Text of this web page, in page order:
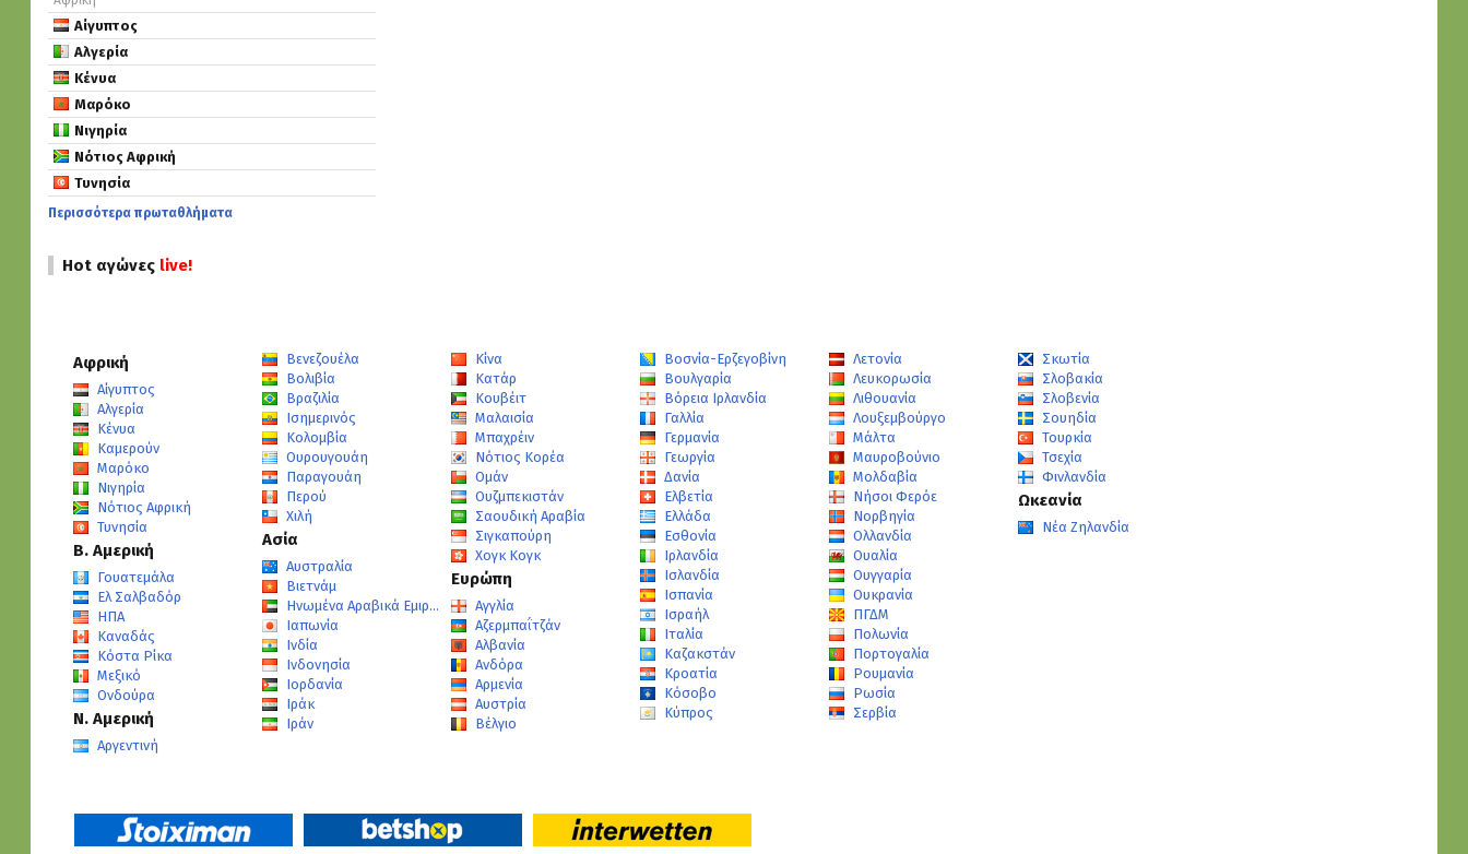
Αίγυπτος
Αλγερία
Κένυα
Μαρόκο
Νιγηρία
Νότιος Αφρική
Τυνησία
Περισσότερα πρωταθλήματα
Hot αγώνες live!
Αφρική
Αίγυπτος
Αλγερία
Κένυα
Καμερούν
Μαρόκο
Νιγηρία
Νότιος Αφρική
Τυνησία
Β. Αμερική
Γουατεμάλα
Ελ Σαλβαδόρ
ΗΠΑ
Καναδάς
Κόστα Ρίκα
Μεξικό
Ονδούρα
Ν. Αμερική
Αργεντινή
Βενεζουέλα
Βολιβία
Βραζιλία
Ισημερινός
Κολομβία
Ουρουγουάη
Παραγουάη
Περού
Χιλή
Ασία
Αυστραλία
Βιετνάμ
Ηνωμένα Αραβικά Εμιράτα
Ιαπωνία
Ινδία
Ινδονησία
Ιορδανία
Ιράκ
Ιράν
Κίνα
Κατάρ
Κουβέιτ
Μαλαισία
Μπαχρέιν
Νότιος Κορέα
Ομάν
Ουζμπεκιστάν
Σαουδική Αραβία
Σιγκαπούρη
Χογκ Κογκ
Ευρώπη
Αγγλία
Αζερμπαΐτζάν
Αλβανία
Ανδόρα
Αρμενία
Αυστρία
Βέλγιο
Βοσνία-Ερζεγοβίνη
Βουλγαρία
Βόρεια Ιρλανδία
Γαλλία
Γερμανία
Γεωργία
Δανία
Ελβετία
Ελλάδα
Εσθονία
Ιρλανδία
Ισλανδία
Ισπανία
Ισραήλ
Ιταλία
Καζακστάν
Κροατία
Κόσοβο
Κύπρος
Λετονία
Λευκορωσία
Λιθουανία
Λουξεμβούργο
Μάλτα
Μαυροβούνιο
Μολδαβία
Νήσοι Φερόε
Νορβηγία
Ολλανδία
Ουαλία
Ουγγαρία
Ουκρανία
ΠΓΔΜ
Πολωνία
Πορτογαλία
Ρουμανία
Ρωσία
Σερβία
Σκωτία
Σλοβακία
Σλοβενία
Σουηδία
Τουρκία
Τσεχία
Φινλανδία
Ωκεανία
Νέα Ζηλανδία